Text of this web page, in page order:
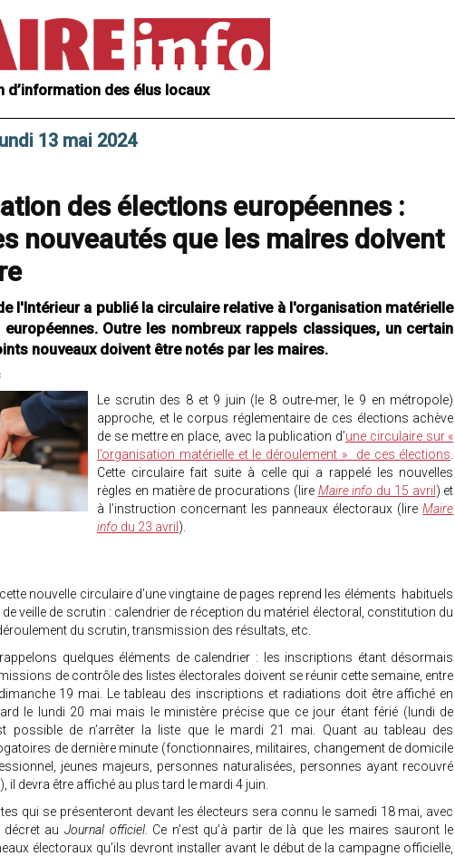
d’information des élus locaux
13 mai 2024
des élections européennes :
nouveautés que les maires doivent
l'Intérieur a publié la circulaire relative à l'organisation matérielle
Outre les nombreux rappels classiques, un certain
nouveaux doivent être notés par les maires.
Le scrutin des 8 et 9 juin (le 8 outre-mer, le 9 en métropole)
approche, et le corpus réglementaire de ces élections achève
de se mettre en place, avec la publication d’une circulaire sur «
l’organisation matérielle et le déroulement » de ces élections
Cette circulaire fait suite à celle qui a rappelé les nouvelles
règles en matière de procurations (lire Maire info du 15 avril ) et
à l’instruction concernant les panneaux électoraux (lireMaire
info du 23 avril ).
nouvelle circulaire d’une vingtaine de pages reprend les éléments habituels
veille de scrutin : calendrier de réception du matériel électoral, constitution du
du scrutin, transmission des résultats, etc.
quelques éléments de calendrier : les inscriptions étant désormais
de contrôle des listes électorales doivent se réunir cette semaine, entre
19 mai. Le tableau des inscriptions et radiations doit être affiché en
le lundi 20 mai mais le ministère précise que ce jour étant férié (lundi de
possible de n’arrêter la liste que le mardi 21 mai. Quant au tableau des
de dernière minute (fonctionnaires, militaires, changement de domicile
jeunes majeurs, personnes naturalisées, personnes ayant recouvré
il devra être affiché au plus tard le mardi 4 juin.
qui se présenteront devant les électeurs sera connu le samedi 18 mai, avec
décret auJournal officiel. Ce n’est qu’à partir de là que les maires sauront le
électoraux qu’ils devront installer avant le début de la campagne officielle,